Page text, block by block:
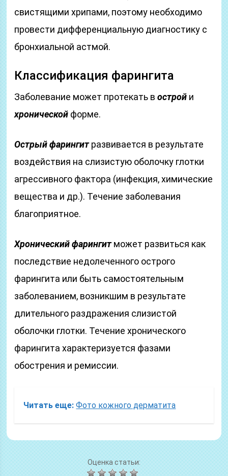
свистящими хрипами, поэтому необходимо
провести дифференциальную диагностику с
бронхиальной астмой.
Классификация фарингита
Заболевание может протекать вострой и
хронической форме.
Острый фарингитразвивается в результате
воздействия на слизистую оболочку глотки
агрессивного фактора (инфекция, химические
вещества и др.). Течение заболевания
благоприятное.
Хронический фарингитможет развиться как
последствие недолеченного острого
фарингита или быть самостоятельным
заболеванием, возникшим в результате
длительного раздражения слизистой
оболочки глотки. Течение хронического
фарингита характеризуется фазами
обострения и ремиссии.
Читать еще: Фото кожного дерматита
Оценка статьи: